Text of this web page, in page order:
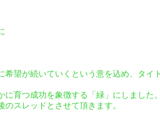
望が続いていくという意を込め、タイ
育つ成功を象徴する「緑」にしました。
スレッドとさせて頂きます。